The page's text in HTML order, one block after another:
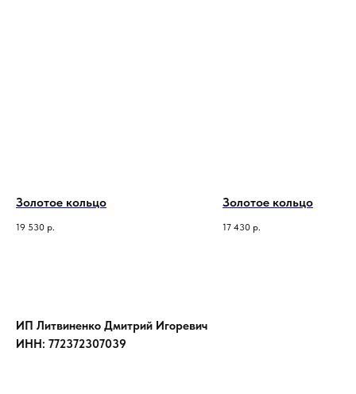
Золотое кольцо
19 530 р.
Золотое кольцо
17 430 р.
ИП Литвиненко Дмитрий Игоревич
ИНН: 772372307039